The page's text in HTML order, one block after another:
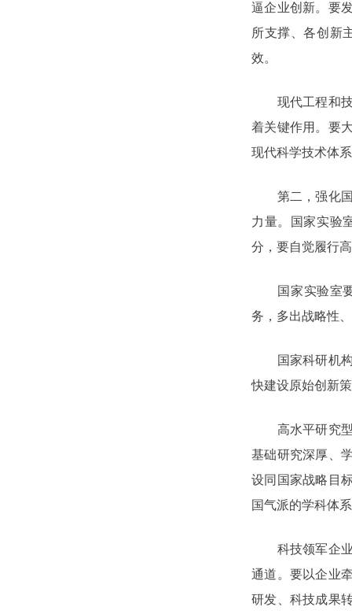
逼企业创新。要
所支撑、各创新
效。
现代工程和技
着关键作用。要
现代科学技术体
第二，强化国
力量。国家实验
分，要自觉履行
国家实验室要
务，多出战略性
国家科研机构
快建设原始创新
高水平研究型
基础研究深厚、
设同国家战略目
国气派的学科体
科技领军企业
通道。要以企业
研发、科技成果